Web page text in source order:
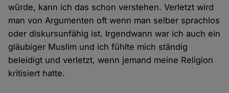
würde, kann ich das schon verstehen. Verletzt wird
man von Argumenten oft wenn man selber sprachlos
oder diskursunfähig ist. Irgendwann war ich auch ein
gläubiger Muslim und ich fühlte mich ständig
beleidigt und verletzt, wenn jemand meine Religion
kritisiert hatte.